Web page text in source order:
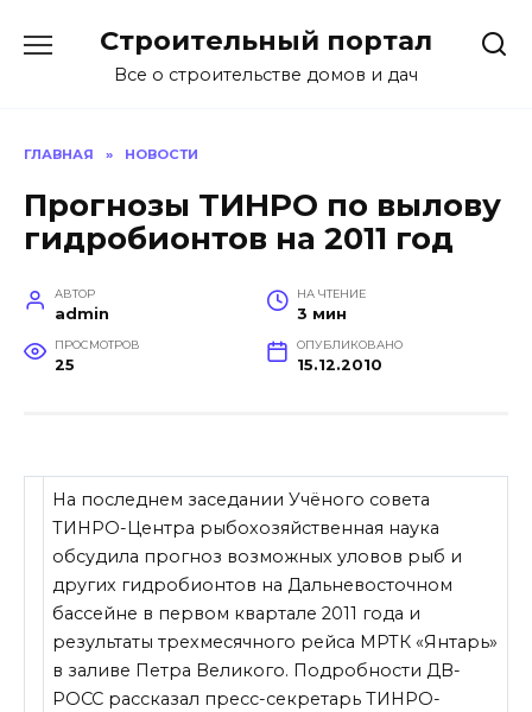
содержанию
Строительный портал
Все о строительстве домов и дач
ГЛАВНАЯ » НОВОСТИ
Прогнозы ТИНРО по вылову
гидробионтов на 2011 год
АВТОР
admin
НА ЧТЕНИЕ
3 мин
ПРОСМОТРОВ
25
ОПУБЛИКОВАНО
15.12.2010
На последнем заседании Учёного совета
ТИНРО-Центра рыбохозяйственная наука
обсудила прогноз возможных уловов рыб и
других гидробионтов на Дальневосточном
бассейне в первом квартале 2011 года и
результаты трехмесячного рейса МРТК «Янтарь»
в заливе Петра Великого. Подробности ДВ-
РОСС рассказал пресс-секретарь ТИНРО-